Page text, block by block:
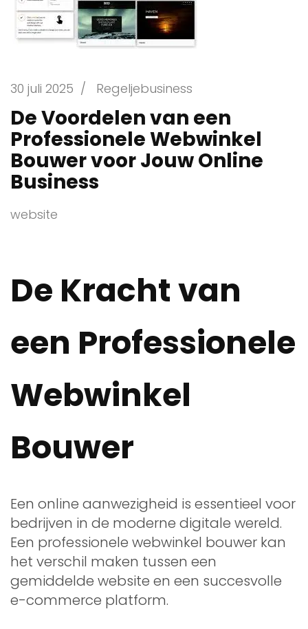
30 juli 2025 / Regeljebusiness
De Voordelen van een
Professionele Webwinkel
Bouwer voor Jouw Online
Business
website
De Kracht van
een Professionele
Webwinkel
Bouwer
Een online aanwezigheid is essentieel voor
bedrijven in de moderne digitale wereld.
Een professionele webwinkel bouwer kan
het verschil maken tussen een
gemiddelde website en een succesvolle
e-commerce platform.